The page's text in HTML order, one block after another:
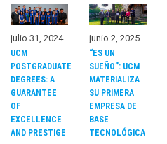
julio 31, 2024
UCM
POSTGRADUATE
DEGREES: A
GUARANTEE
OF
EXCELLENCE
AND PRESTIGE
junio 2, 2025
“ES UN
SUEÑO”: UCM
MATERIALIZA
SU PRIMERA
EMPRESA DE
BASE
TECNOLÓGICA